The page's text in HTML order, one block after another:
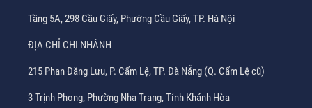
Tầng 5A, 298 Cầu Giấy, Phường Cầu Giấy, TP. Hà Nội
ĐỊA CHỈ CHI NHÁNH
215 Phan Đăng Lưu, P. Cẩm Lệ, TP. Đà Nẵng (Q. Cẩm Lệ cũ)
3 Trịnh Phong, Phường Nha Trang, Tỉnh Khánh Hòa